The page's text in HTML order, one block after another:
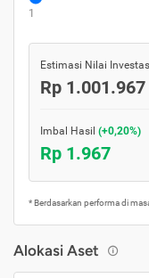
1
Estimasi Nilai
Rp 1.001.967
Imbal Hasil (+0,20%)
Rp 1.967
* Berdasarkan performa di
Alokasi Aset